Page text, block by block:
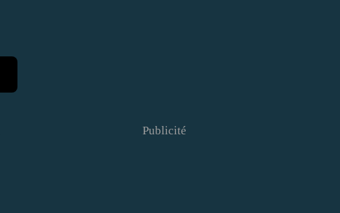
Publicité